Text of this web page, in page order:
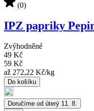
(0)
IPZ papriky
Zvýhodněné
49 Kč
59 Kč
až 272,22 Kč/kg
Do košíku
Doručíme od úterý 11. 8.